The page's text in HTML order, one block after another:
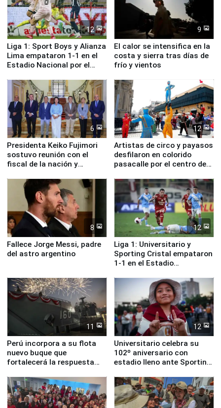
12
Liga 1: Sport Boys y Alianza
Lima empataron 1-1 en el
Estadio Nacional por el
9
El calor se intensifica en la
costa y sierra tras días de
frío y vientos
6
Presidenta Keiko Fujimori
sostuvo reunión con el
fiscal de la nación y
12
Artistas de circo y payasos
desfilaron en colorido
pasacalle por el centro de
8
Fallece Jorge Messi, padre
del astro argentino
12
Liga 1: Universitario y
Sporting Cristal empataron
1-1 en el Estadio
11
Perú incorpora a su flota
nuevo buque que
fortalecerá la respuesta
12
Universitario celebra su
102º aniversario con
estadio lleno ante Sporting